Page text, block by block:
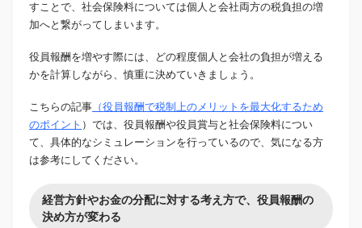
すことで、社会保険料については個人と会社両方の税負担の増
加へと繋がってしまいます。
役員報酬を増やす際には、どの程度個人と会社の負担が増える
かを計算しながら、慎重に決めていきましょう。
こちらの記事 （役員報酬で税制上のメリットを最大化するため
のポイント ）では、役員報酬や役員賞与と社会保険料につい
て、具体的なシミュレーションを行っているので、気になる方
は参考にしてください。
経営方針やお金の分配に対する考え方で、役員報酬の
決め方が変わる